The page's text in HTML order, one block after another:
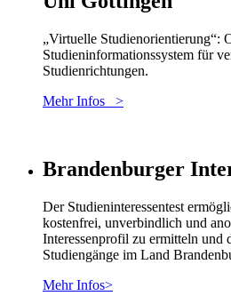
„Virtuelle Studienorientierung“:
Studieninformationssystem für
Studienrichtungen.
Mehr Infos >
Brandenburger
Der Studieninteressentest
kostenfrei, unverbindlich und
Interessenprofil zu ermitteln und
Studiengänge im Land
Mehr Infos>